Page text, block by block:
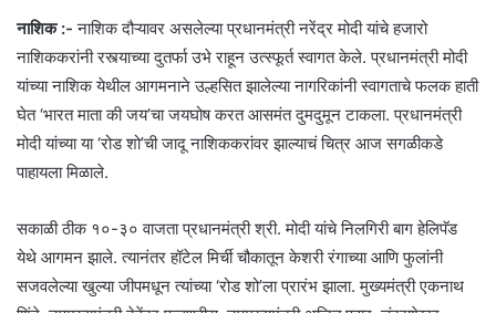
नाशिक :- नाशिक दौऱ्यावर असलेल्या प्रधानमंत्री नरेंद्र मोदी यांचे हजारो
नाशिककरांनी रस्त्याच्या दुतर्फा उभे राहून उत्स्फूर्त स्वागत केले. प्रधानमंत्री मोदी
यांच्या नाशिक येथील आगमनाने उल्हसित झालेल्या नागरिकांनी स्वागताचे फलक हाती
घेत ‘भारत माता की जय’चा जयघोष करत आसमंत दुमदुमून टाकला. प्रधानमंत्री
मोदी यांच्या या ‘रोड शो’ची जादू नाशिककरांवर झाल्याचं चित्र आज सगळीकडे
पाहायला मिळाले.
सकाळी ठीक १०-३० वाजता प्रधानमंत्री श्री. मोदी यांचे निलगिरी बाग हेलिपॅड
येथे आगमन झाले. त्यानंतर हॉटेल मिर्ची चौकातून केशरी रंगाच्या आणि फुलांनी
सजवलेल्या खुल्या जीपमधून त्यांच्या ‘रोड शो’ला प्रारंभ झाला. मुख्यमंत्री एकनाथ